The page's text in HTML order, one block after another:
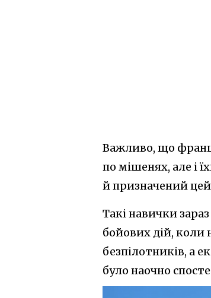
Важливо, що
по мішенях, але і
й призначений
Такі навички
бойових дій, коли
безпілотників, а
було наочно